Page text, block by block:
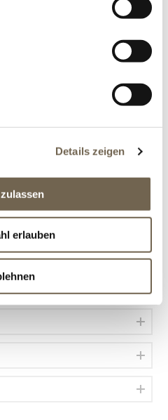
Details zeigen
erlauben